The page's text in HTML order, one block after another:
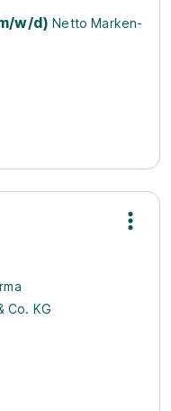
w/d) Netto Marken-
Co. KG